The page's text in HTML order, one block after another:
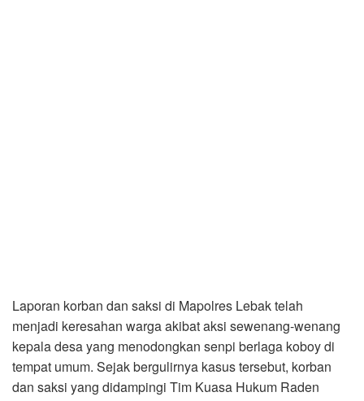
Laporan korban dan saksi di Mapolres Lebak telah
menjadi keresahan warga akibat aksi sewenang-wenang
kepala desa yang menodongkan senpi berlaga koboy di
tempat umum. Sejak bergulirnya kasus tersebut, korban
dan saksi yang didampingi Tim Kuasa Hukum Raden